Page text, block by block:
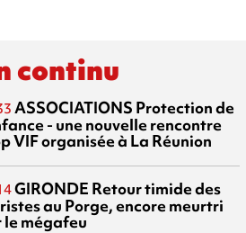
continu
ASSOCIATIONS Protection de
- une nouvelle rencontre
VIF organisée à La Réunion
GIRONDE Retour timide des
au Porge, encore meurtri
le mégafeu